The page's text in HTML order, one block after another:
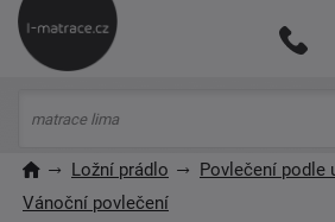
Ložní prádlo
Povlečení podle
Vánoční povlečení